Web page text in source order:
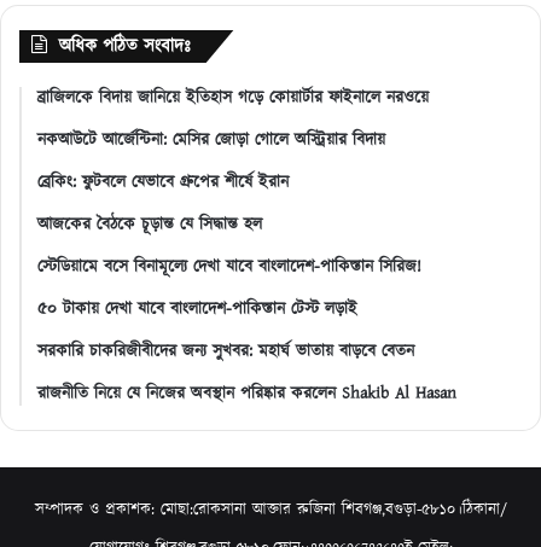
অধিক পঠিত সংবাদঃ
ব্রাজিলকে বিদায় জানিয়ে ইতিহাস গড়ে কোয়ার্টার ফাইনালে নরওয়ে
নকআউটে আর্জেন্টিনা: মেসির জোড়া গোলে অস্ট্রিয়ার বিদায়
ব্রেকিং: ফুটবলে যেভাবে গ্রুপের শীর্ষে ইরান
আজকের বৈঠকে চূড়ান্ত যে সিদ্ধান্ত হল
স্টেডিয়ামে বসে বিনামূল্যে দেখা যাবে বাংলাদেশ-পাকিস্তান সিরিজ!
৫০ টাকায় দেখা যাবে বাংলাদেশ-পাকিস্তান টেস্ট লড়াই
সরকারি চাকরিজীবীদের জন্য সুখবর: মহার্ঘ ভাতায় বাড়বে বেতন
রাজনীতি নিয়ে যে নিজের অবস্থান পরিষ্কার করলেন Shakib Al Hasan
সম্পাদক ও প্রকাশক: মোছা:রোকসানা আক্তার রুজিনা শিবগঞ্জ,বগুড়া-৫৮১০।ঠিকানা/